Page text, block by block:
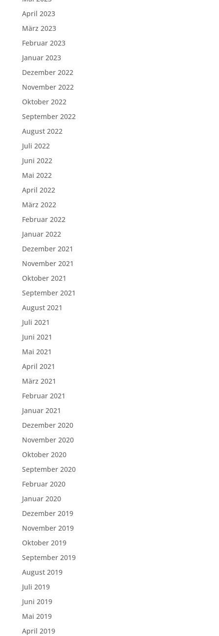
April 2023
März 2023
Februar 2023
Januar 2023
Dezember 2022
November 2022
Oktober 2022
September 2022
August 2022
Juli 2022
Juni 2022
Mai 2022
April 2022
März 2022
Februar 2022
Januar 2022
Dezember 2021
November 2021
Oktober 2021
September 2021
August 2021
Juli 2021
Juni 2021
Mai 2021
April 2021
März 2021
Februar 2021
Januar 2021
Dezember 2020
November 2020
Oktober 2020
September 2020
Februar 2020
Januar 2020
Dezember 2019
November 2019
Oktober 2019
September 2019
August 2019
Juli 2019
Juni 2019
Mai 2019
April 2019